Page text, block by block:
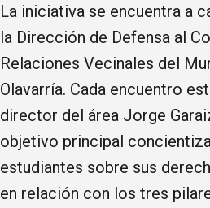
La iniciativa se encuentra a
la Dirección de Defensa al
Relaciones Vecinales del
Olavarría. Cada encuentro
director del área Jorge
objetivo principal
estudiantes sobre sus
en relación con los tres